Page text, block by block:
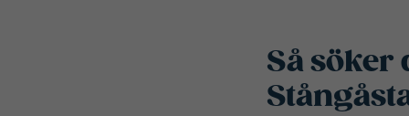
Så söker